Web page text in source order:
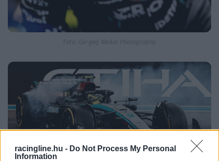
racingline.hu - Do Not Process My Personal
Information